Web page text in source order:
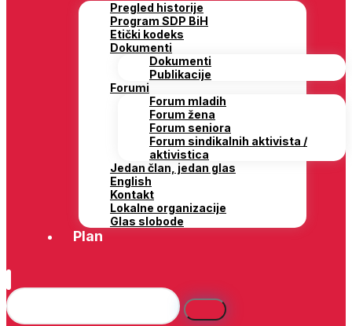
Pregled historije
Program SDP BiH
Etički kodeks
Dokumenti
Dokumenti
Publikacije
Forumi
Forum mladih
Forum žena
Forum seniora
Forum sindikalnih aktivista /
aktivistica
Jedan član, jedan glas
English
Kontakt
Lokalne organizacije
Glas slobode
Plan